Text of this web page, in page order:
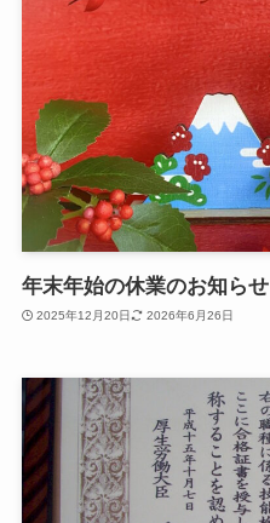
年末年始の休業のお知らせ
2025年12月20日 2026年6月26日